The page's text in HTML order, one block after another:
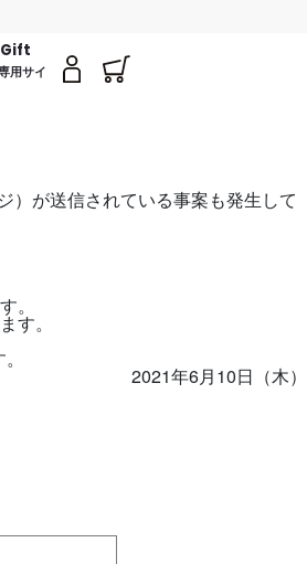
用サイ
）が送信されている事案も発生して
。
す。
2021年6月10日（木）